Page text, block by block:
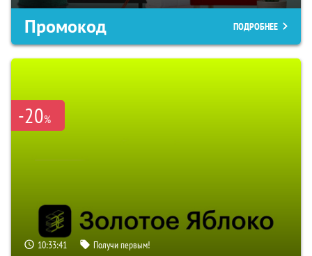
Промокод ПОДРОБНЕЕ
-20%
10:33:40 Получи первым!